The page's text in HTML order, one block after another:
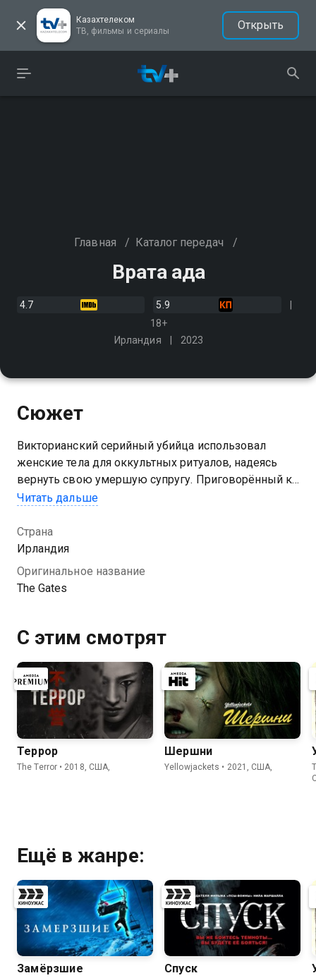
Казахтелеком
ТВ, фильмы и сериалы
Открыть
Главная / Каталог передач /
Врата ада
4.7
5.9
18+
Ирландия
2023
Сюжет
Викторианский серийный убийца использовал
женские тела для оккультных ритуалов, надеясь
вернуть свою умершую супругу. Приговорённый к
казни на электрическом стуле, он проклял тюрьму и
Читать дальше
Страна
Ирландия
Оригинальное название
The Gates
С этим смотрят
Террор
The Terror • 2018, США,
Шершни
Yellowjackets • 2021, США,
Ещё в жанре:
Замёрзшие Спуск